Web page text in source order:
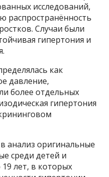
исследований,
распространённость
Случаи были
гипертония и
как
давление,
более отдельных
гипертония
анализ оригинальные
среди детей и
лет, в которых